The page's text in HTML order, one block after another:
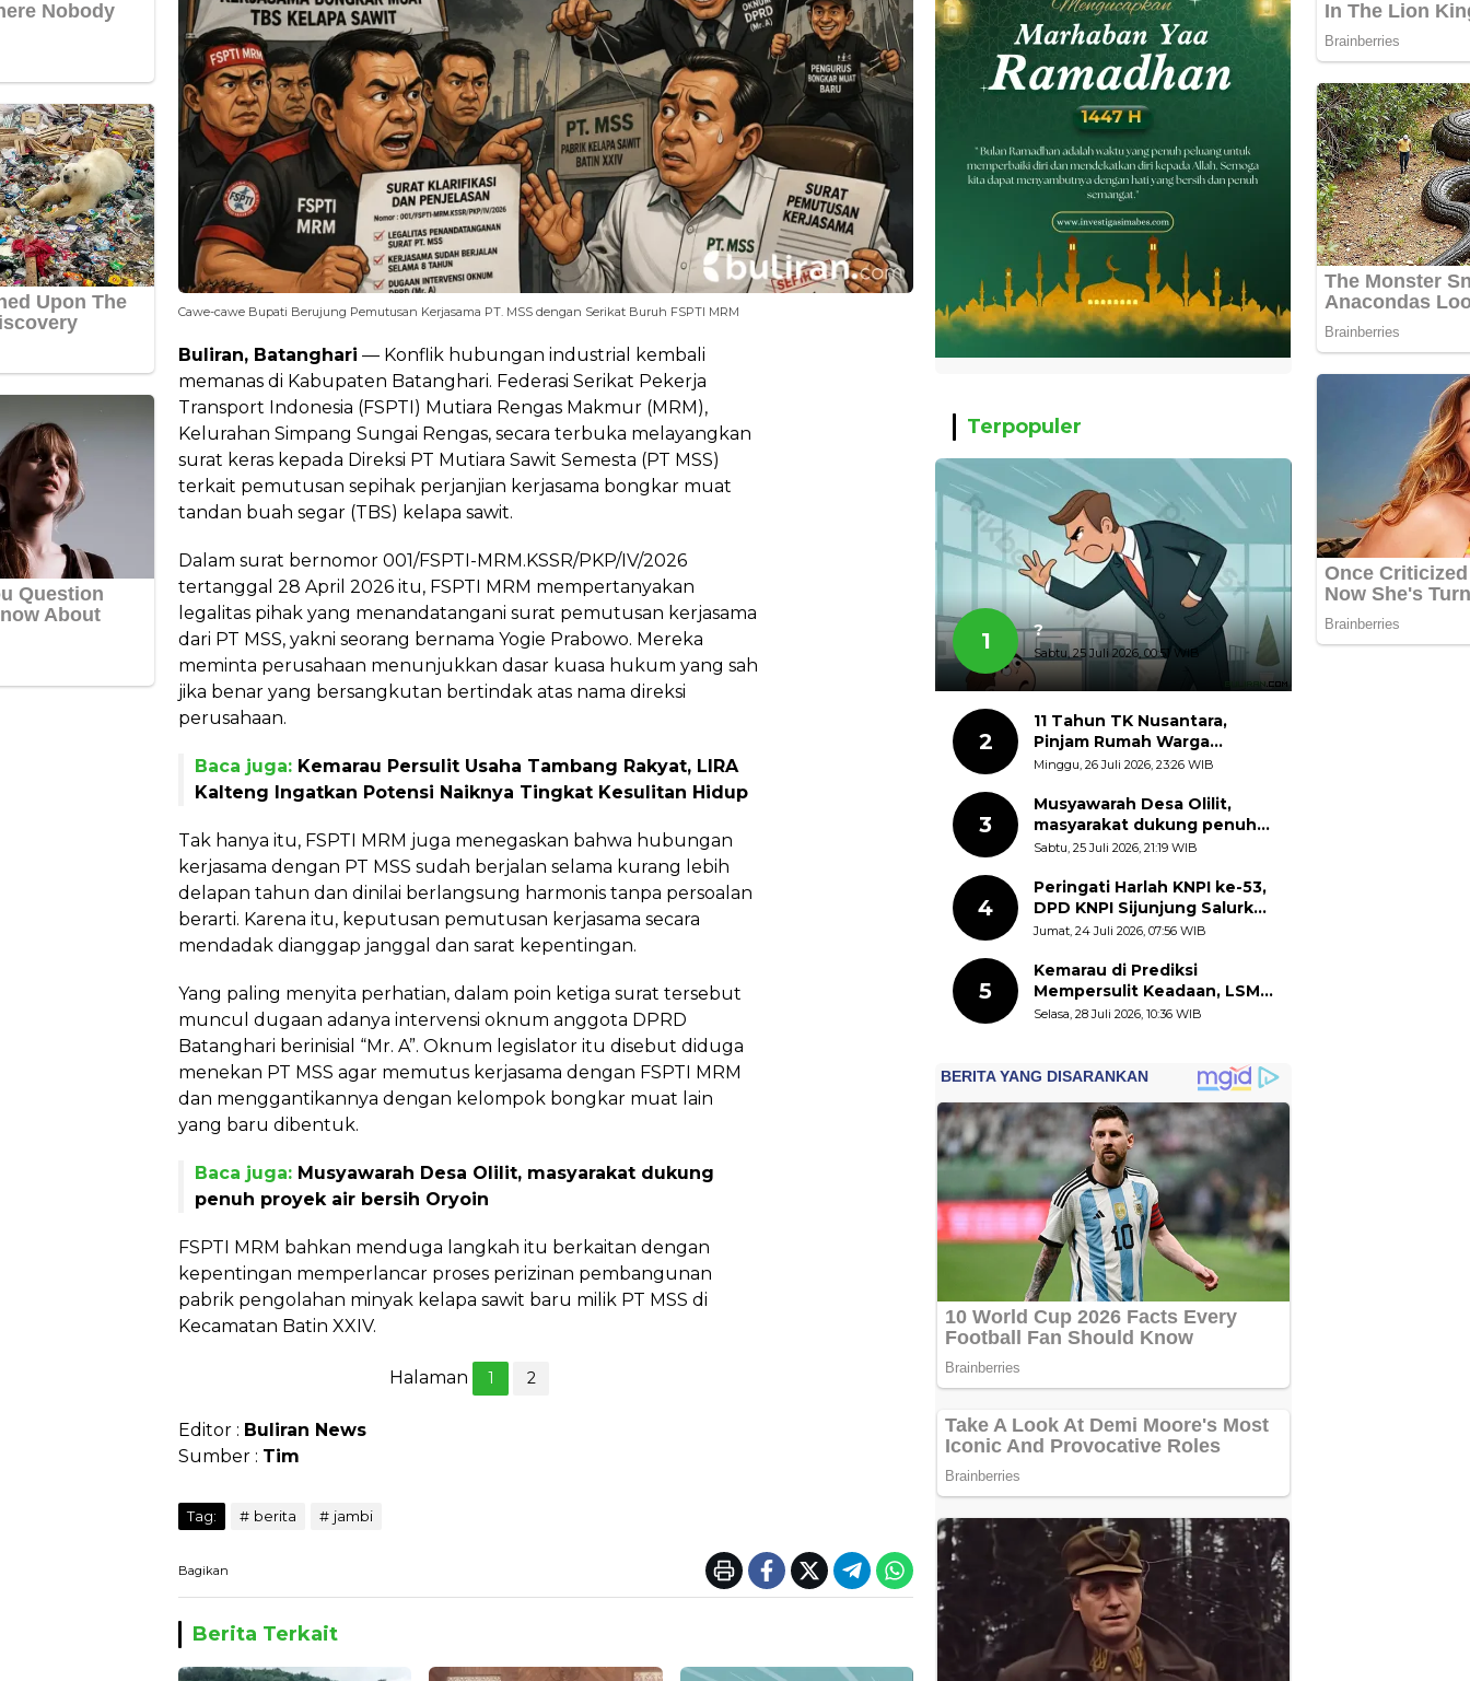
Cawe-cawe Bupati Berujung Pemutusan Kerjasama PT. MSS dengan Serikat Buruh FSPTI MRM
Buliran, Batanghari — Konflik hubungan industrial kembali
memanas di Kabupaten Batanghari. Federasi Serikat Pekerja
Transport Indonesia (FSPTI) Mutiara Rengas Makmur (MRM),
Kelurahan Simpang Sungai Rengas, secara terbuka melayangkan
surat keras kepada Direksi PT Mutiara Sawit Semesta (PT MSS)
terkait pemutusan sepihak perjanjian kerjasama bongkar muat
tandan buah segar (TBS) kelapa sawit.
Dalam surat bernomor 001/FSPTI-MRM.KSSR/PKP/IV/2026
tertanggal 28 April 2026 itu, FSPTI MRM mempertanyakan
legalitas pihak yang menandatangani surat pemutusan kerjasama
dari PT MSS, yakni seorang bernama Yogie Prabowo. Mereka
meminta perusahaan menunjukkan dasar kuasa hukum yang sah
jika benar yang bersangkutan bertindak atas nama direksi
perusahaan.
Baca juga: Kemarau Persulit Usaha Tambang Rakyat, LIRA
Kalteng Ingatkan Potensi Naiknya Tingkat Kesulitan Hidup
Tak hanya itu, FSPTI MRM juga menegaskan bahwa hubungan
kerjasama dengan PT MSS sudah berjalan selama kurang lebih
delapan tahun dan dinilai berlangsung harmonis tanpa persoalan
berarti. Karena itu, keputusan pemutusan kerjasama secara
mendadak dianggap janggal dan sarat kepentingan.
Yang paling menyita perhatian, dalam poin ketiga surat tersebut
muncul dugaan adanya intervensi oknum anggota DPRD
Batanghari berinisial “Mr. A”. Oknum legislator itu disebut diduga
menekan PT MSS agar memutus kerjasama dengan FSPTI MRM
dan menggantikannya dengan kelompok bongkar muat lain
yang baru dibentuk.
Baca juga: Musyawarah Desa Olilit, masyarakat dukung
penuh proyek air bersih Oryoin
FSPTI MRM bahkan menduga langkah itu berkaitan dengan
kepentingan memperlancar proses perizinan pembangunan
pabrik pengolahan minyak kelapa sawit baru milik PT MSS di
Kecamatan Batin XXIV.
Halaman 1 2
Editor : Buliran News
Sumber : Tim
Tag: berita jambi
Bagikan
Berita Terkait
Terpopuler
1 ?
Sabtu, 25 Juli 2026, 00:51 WIB
2
11 Tahun TK Nusantara,
Pinjam Rumah Warga
Transmigrasi, Semangat
Minggu, 26 Juli 2026, 23:26 WIB
3
Musyawarah Desa Olilit,
masyarakat dukung penuh
proyek air bersih Oryoin
Sabtu, 25 Juli 2026, 21:19 WIB
4
Peringati Harlah KNPI ke-53,
DPD KNPI Sijunjung Salurkan
2.000 Bibit Ikan dan 50 Bibit
Jumat, 24 Juli 2026, 07:56 WIB
5
Kemarau di Prediksi
Mempersulit Keadaan, LSM
LIRA Kalteng Ingatkan
Selasa, 28 Juli 2026, 10:36 WIB